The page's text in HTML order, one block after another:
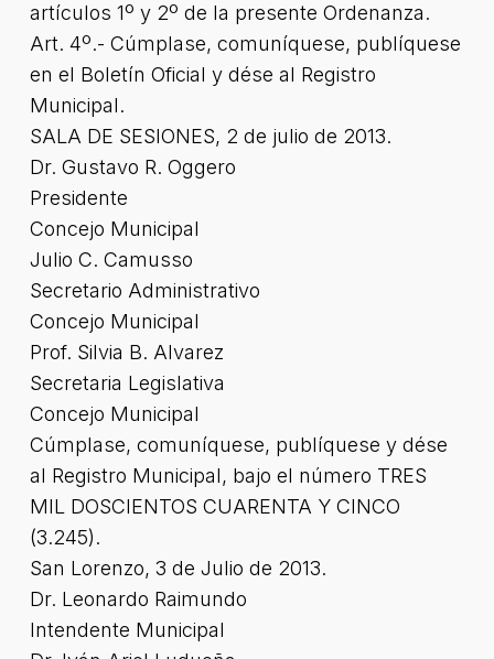
artículos 1º y 2º de la presente Ordenanza.
Art. 4º.- Cúmplase, comuníquese, publíquese
en el Boletín Oficial y dése al Registro
Municipal.
SALA DE SESIONES, 2 de julio de 2013.
Dr. Gustavo R. Oggero
Presidente
Concejo Municipal
Julio C. Camusso
Secretario Administrativo
Concejo Municipal
Prof. Silvia B. Alvarez
Secretaria Legislativa
Concejo Municipal
Cúmplase, comuníquese, publíquese y dése
al Registro Municipal, bajo el número TRES
MIL DOSCIENTOS CUARENTA Y CINCO
(3.245).
San Lorenzo, 3 de Julio de 2013.
Dr. Leonardo Raimundo
Intendente Municipal